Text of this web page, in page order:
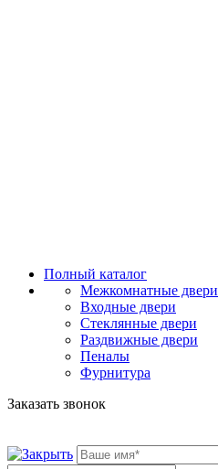
Полный каталог
Межкомнатные двери
Входные двери
Стеклянные двери
Раздвижные двери
Пеналы
Фурнитура
Заказать звонок